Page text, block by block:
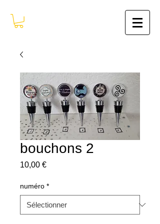
bouchons 2
10,00 €Prix
numéro *